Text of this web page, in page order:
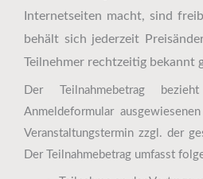
Internetseiten macht, sind
behält sich jederzeit
Teilnehmer rechtzeitig bekannt
Der Teilnahmebetrag
Anmeldeformular
Veranstaltungstermin zzgl. der
Der Teilnahmebetrag umfasst